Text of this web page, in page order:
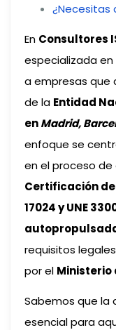
¿Necesitas
En Consultores
especializada
a empresas que
de la Entidad
enMadrid,
enfoque se
en el proceso
Certificación
17024 y UNE
requisitos
por el Ministerio
Sabemos que la
esencial para